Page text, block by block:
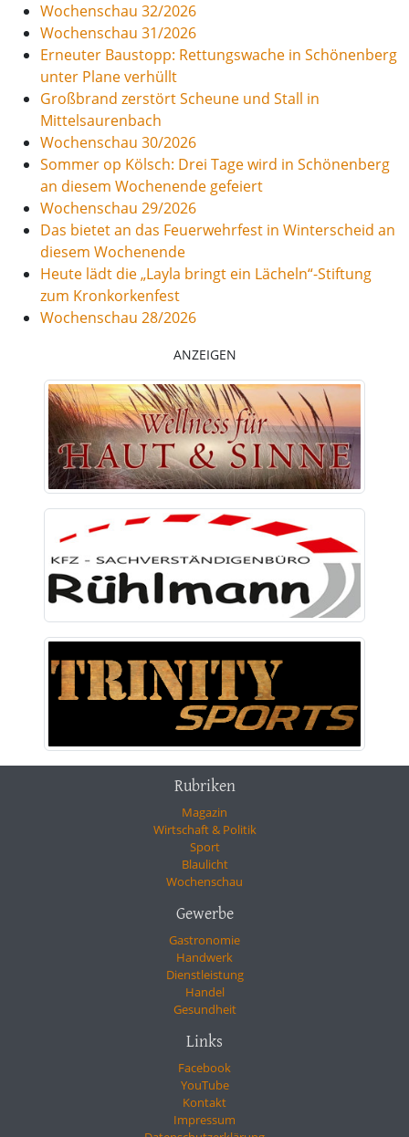
Wochenschau 32/2026
Wochenschau 31/2026
Erneuter Baustopp: Rettungswache in Schönenberg
unter Plane verhüllt
Großbrand zerstört Scheune und Stall in
Mittelsaurenbach
Wochenschau 30/2026
Sommer op Kölsch: Drei Tage wird in Schönenberg
an diesem Wochenende gefeiert
Wochenschau 29/2026
Das bietet an das Feuerwehrfest in Winterscheid an
diesem Wochenende
Heute lädt die „Layla bringt ein Lächeln“-Stiftung
zum Kronkorkenfest
Wochenschau 28/2026
ANZEIGEN
Rubriken
Magazin
Wirtschaft & Politik
Sport
Blaulicht
Wochenschau
Gewerbe
Gastronomie
Handwerk
Dienstleistung
Handel
Gesundheit
Links
Facebook
YouTube
Kontakt
Impressum